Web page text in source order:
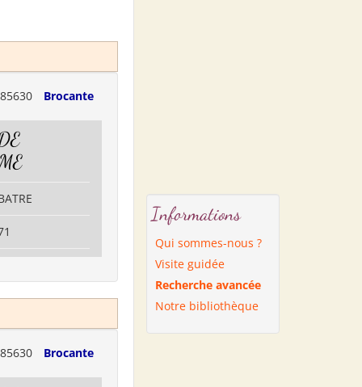
85630 Brocante
85630 Brocante
Informations
Qui sommes-nous ?
Visite guidée
Recherche avancée
Notre bibliothèque